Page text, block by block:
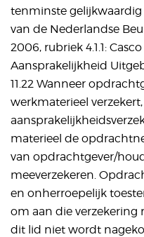
tenminste
van de Nederlandse
2006, rubriek 4.1.1:
Aansprakelijkheid
11.22 Wanneer
werkmaterieel
materieel de
van opdrachtgever/
meeverzekeren.
en onherroepelijk
om aan die
dit lid niet wordt